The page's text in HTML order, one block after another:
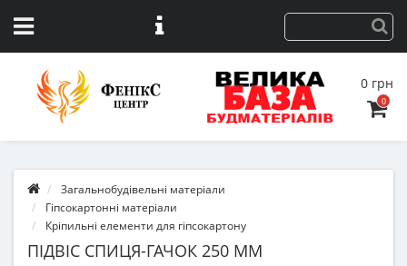
0 грн
0
Загальнобудівельні матеріали
Гіпсокартонні матеріали
Кріпильні елементи для гіпсокартону
ПІДВІС СПИЦЯ-ГАЧОК 250 ММ